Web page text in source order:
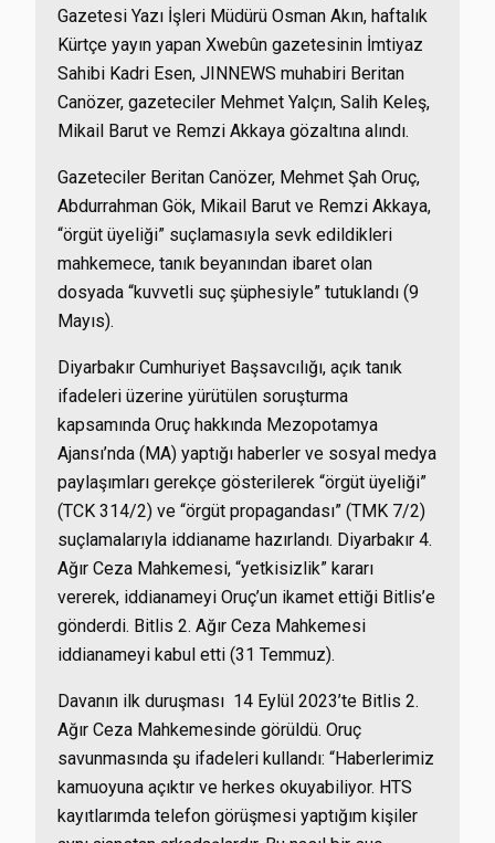
Gazetesi Yazı İşleri Müdürü Osman Akın, haftalık
Kürtçe yayın yapan Xwebûn gazetesinin İmtiyaz
Sahibi Kadri Esen, JINNEWS muhabiri Beritan
Canözer, gazeteciler Mehmet Yalçın, Salih Keleş,
Mikail Barut ve Remzi Akkaya gözaltına alındı.
Gazeteciler Beritan Canözer, Mehmet Şah Oruç,
Abdurrahman Gök, Mikail Barut ve Remzi Akkaya,
“örgüt üyeliği” suçlamasıyla sevk edildikleri
mahkemece, tanık beyanından ibaret olan
dosyada “kuvvetli suç şüphesiyle” tutuklandı (9
Mayıs).
Diyarbakır Cumhuriyet Başsavcılığı, açık tanık
ifadeleri üzerine yürütülen soruşturma
kapsamında Oruç hakkında Mezopotamya
Ajansı’nda (MA) yaptığı haberler ve sosyal medya
paylaşımları gerekçe gösterilerek “örgüt üyeliği”
(TCK 314/2) ve “örgüt propagandası” (TMK 7/2)
suçlamalarıyla iddianame hazırlandı. Diyarbakır 4.
Ağır Ceza Mahkemesi, “yetkisizlik” kararı
vererek, iddianameyi Oruç’un ikamet ettiği Bitlis’e
gönderdi. Bitlis 2. Ağır Ceza Mahkemesi
iddianameyi kabul etti (31 Temmuz).
Davanın ilk duruşması 14 Eylül 2023’te Bitlis 2.
Ağır Ceza Mahkemesinde görüldü. Oruç
savunmasında şu ifadeleri kullandı: “Haberlerimiz
kamuoyuna açıktır ve herkes okuyabiliyor. HTS
kayıtlarımda telefon görüşmesi yaptığım kişiler